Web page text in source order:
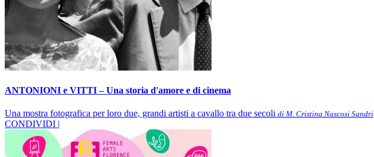
ANTONIONI e VITTI – Una storia d'amore e di cinema
Una mostra fotografica per loro due, grandi artisti a cavallo tra due secoli di M. Cristina Nascosi Sandri
CONDIVIDI |